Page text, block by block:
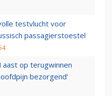
testvlucht voor
passagierstoestel
aast op terugwinnen
bezorgend’